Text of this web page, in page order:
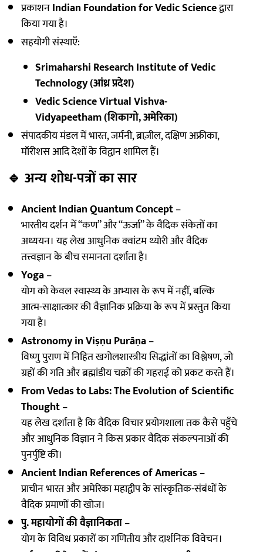
प्रकाशनIndian Foundation for Vedic Scienceद्वारा
किया गया है।
सहयोगी संस्थाएँ:
Srimaharshi Research Institute of Vedic
Technology (आंध्र प्रदेश)
Vedic Science Virtual Vishva-
Vidyapeetham (शिकागो, अमेरिका)
संपादकीय मंडल में भारत, जर्मनी, ब्राज़ील, दक्षिण अफ्रीका,
मॉरीशस आदि देशों के विद्वान शामिल हैं।
🔹 अन्य शोध-पत्रों का सार
Ancient Indian Quantum Concept–
भारतीय दर्शन में “कण” और “ऊर्जा” के वैदिक संकेतों का
अध्ययन। यह लेख आधुनिक क्वांटम थ्योरी और वैदिक
तत्त्वज्ञान के बीच समानता दर्शाता है।
Yoga–
योग को केवल स्वास्थ्य के अभ्यास के रूप में नहीं, बल्कि
आत्म-साक्षात्कार की वैज्ञानिक प्रक्रिया के रूप में प्रस्तुत किया
गया है।
Astronomy in Viṣṇu Purāṇa–
विष्णु पुराण में निहित खगोलशास्त्रीय सिद्धांतों का विश्लेषण, जो
ग्रहों की गति और ब्रह्मांडीय चक्रों की गहराई को प्रकट करते हैं।
From Vedas to Labs: The Evolution of Scientific
Thought–
यह लेख दर्शाता है कि वैदिक विचार प्रयोगशाला तक कैसे पहुँचे
और आधुनिक विज्ञान ने किस प्रकार वैदिक संकल्पनाओं की
पुनर्पुष्टि की।
Ancient Indian References of Americas–
प्राचीन भारत और अमेरिका महाद्वीप के सांस्कृतिक-संबंधों के
वैदिक प्रमाणों की खोज।
पु. महायोगों की वैज्ञानिकता–
योग के विविध प्रकारों का गणितीय और दार्शनिक विवेचन।